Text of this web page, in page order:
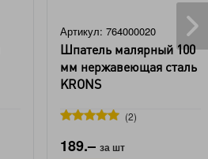
Артикул: 764000020
Шпатель малярный 100
мм нержавеющая сталь
KRONS
2
189.– за шт